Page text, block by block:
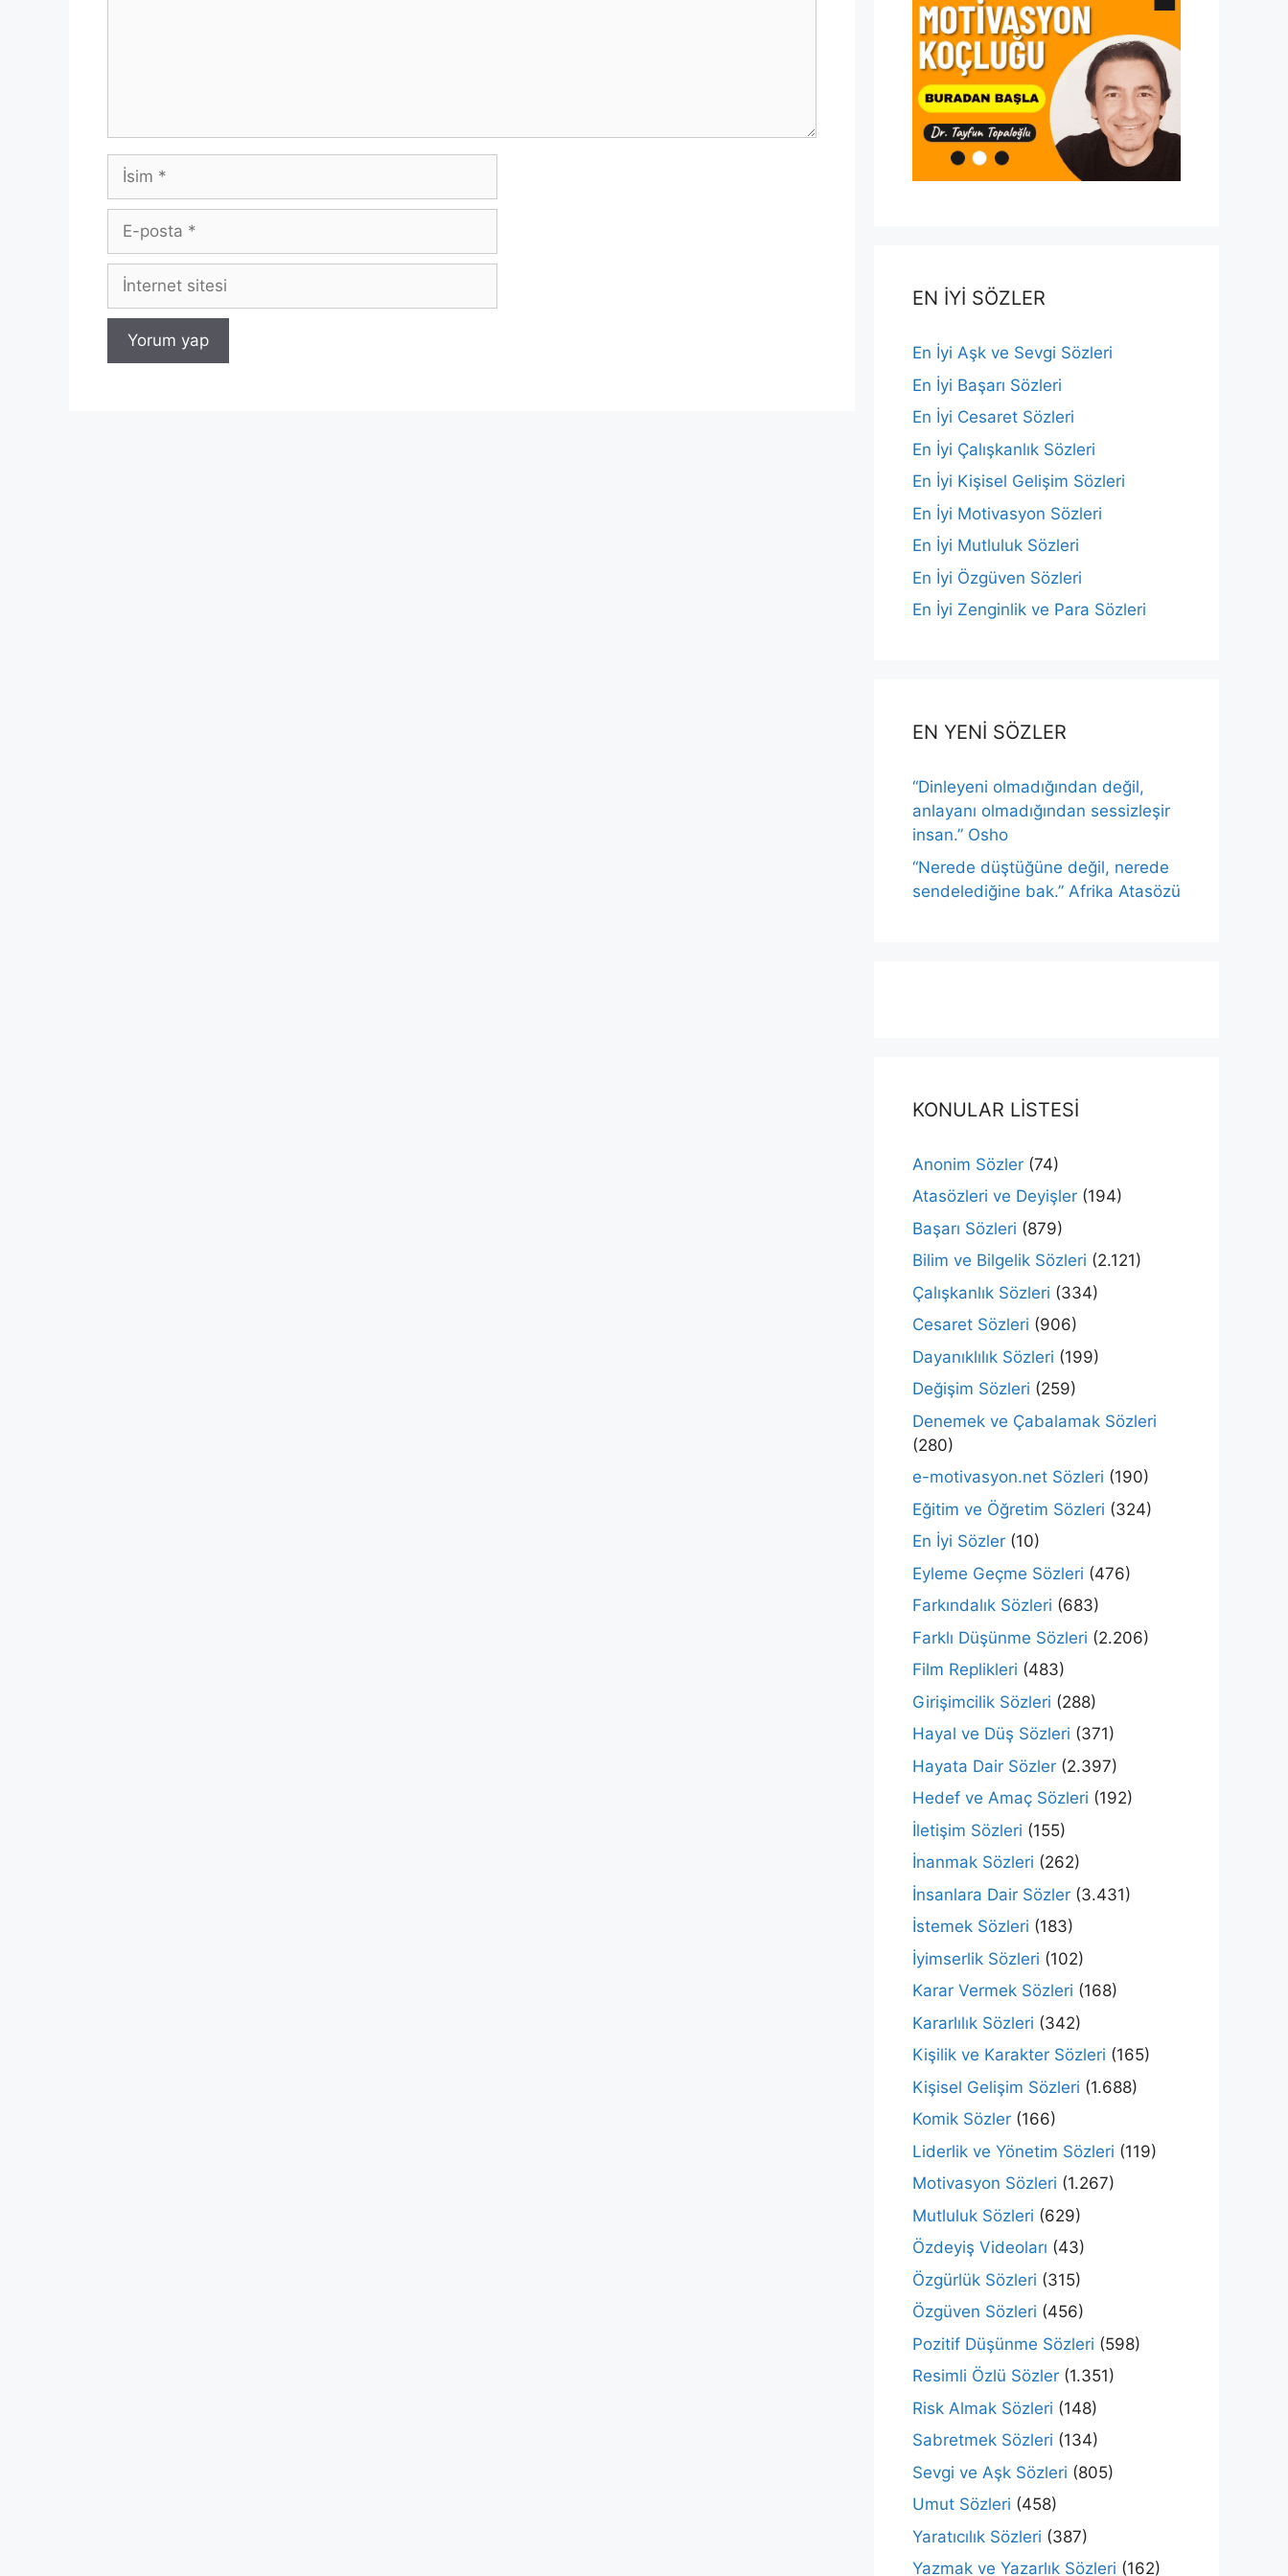
İsim
posta
İnternet
EN İYİ SÖZLER
En İyi Aşk ve Sevgi Sözleri
En İyi Başarı Sözleri
En İyi Cesaret Sözleri
En İyi Çalışkanlık Sözleri
En İyi Kişisel Gelişim Sözleri
En İyi Motivasyon Sözleri
En İyi Mutluluk Sözleri
En İyi Özgüven Sözleri
En İyi Zenginlik ve Para Sözleri
EN YENİ SÖZLER
“Dinleyeni olmadığından değil,
anlayanı olmadığından sessizleşir
insan.” Osho
“Nerede düştüğüne değil, nerede
sendelediğine bak.” Afrika Atasözü
KONULAR LİSTESİ
Anonim Sözler (74)
Atasözleri ve Deyişler (194)
Başarı Sözleri (879)
Bilim ve Bilgelik Sözleri (2.121)
Çalışkanlık Sözleri (334)
Cesaret Sözleri (906)
Dayanıklılık Sözleri (199)
Değişim Sözleri (259)
Denemek ve Çabalamak Sözleri
(280)
e-motivasyon.net Sözleri (190)
Eğitim ve Öğretim Sözleri (324)
En İyi Sözler (10)
Eyleme Geçme Sözleri (476)
Farkındalık Sözleri (683)
Farklı Düşünme Sözleri (2.206)
Film Replikleri (483)
Girişimcilik Sözleri (288)
Hayal ve Düş Sözleri (371)
Hayata Dair Sözler (2.397)
Hedef ve Amaç Sözleri (192)
İletişim Sözleri (155)
İnanmak Sözleri (262)
İnsanlara Dair Sözler (3.431)
İstemek Sözleri (183)
İyimserlik Sözleri (102)
Karar Vermek Sözleri (168)
Kararlılık Sözleri (342)
Kişilik ve Karakter Sözleri (165)
Kişisel Gelişim Sözleri (1.688)
Komik Sözler (166)
Liderlik ve Yönetim Sözleri (119)
Motivasyon Sözleri (1.267)
Mutluluk Sözleri (629)
Özdeyiş Videoları (43)
Özgürlük Sözleri (315)
Özgüven Sözleri (456)
Pozitif Düşünme Sözleri (598)
Resimli Özlü Sözler (1.351)
Risk Almak Sözleri (148)
Sabretmek Sözleri (134)
Sevgi ve Aşk Sözleri (805)
Umut Sözleri (458)
Yaratıcılık Sözleri (387)
Yazmak ve Yazarlık Sözleri (162)